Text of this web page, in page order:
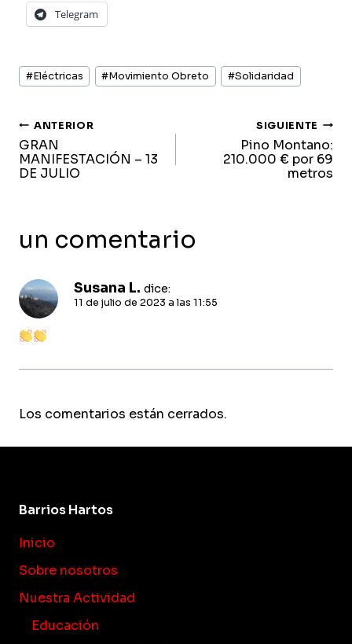
Telegram
Etiquetas
de
#Eléctricas #Movimiento Obreto #Solidaridad
navegación
de
ANTERIOR
GRAN
MANIFESTACIÓN – 13
DE JULIO
SIGUIENTE
Pino Montano:
210.000 € por 69
metros
un comentario
Susana L. dice:
11 de julio de 2023 a las 11:55
Los comentarios están cerrados.
Barrios Hartos
Inicio
Sobre nosotros
Nuestra Actividad
Educación